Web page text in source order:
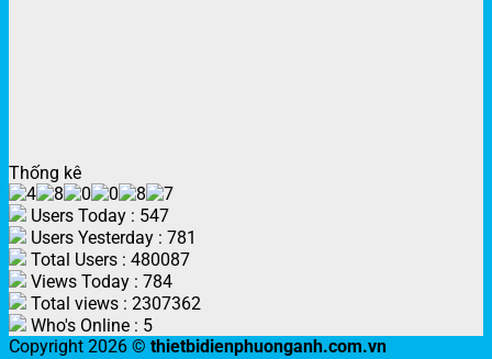
Thống kê
Users Today : 547
Users Yesterday : 781
Total Users : 480087
Views Today : 784
Total views : 2307362
Who's Online : 5
Copyright 2026 © thietbidienphuonganh.com.vn